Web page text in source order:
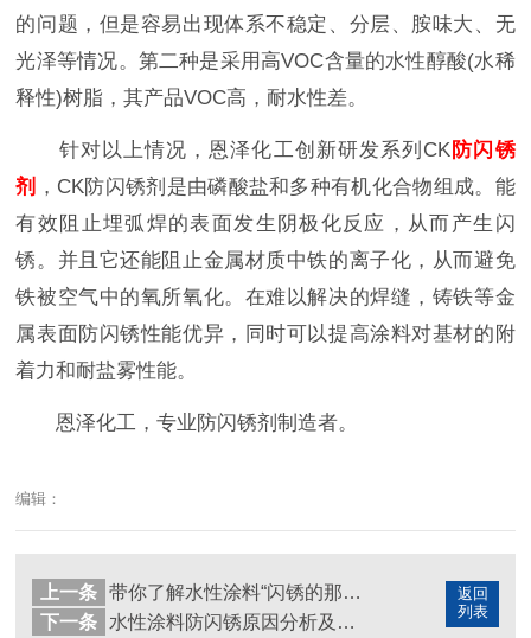
的问题，但是容易出现体系不稳定、分层、胺味大、无
光泽等情况。第二种是采用高VOC含量的水性醇酸(水稀
释性)树脂，其产品VOC高，耐水性差。
针对以上情况，恩泽化工创新研发系列CK 防闪锈
剂 ，CK防闪锈剂是由磷酸盐和多种有机化合物组成。能
有效阻止埋弧焊的表面发生阴极化反应，从而产生闪
锈。并且它还能阻止金属材质中铁的离子化，从而避免
铁被空气中的氧所氧化。在难以解决的焊缝，铸铁等金
属表面防闪锈性能优异，同时可以提高涂料对基材的附
着力和耐盐雾性能。
恩泽化工，专业防闪锈剂制造者。
编辑：
返回
列表
上一条
带你了解水性涂料“闪锈的那些事”
下一条
水性涂料防闪锈原因分析及应对方法